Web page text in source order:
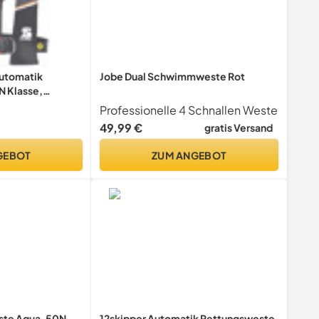
Klasse,
Jobe Dual Schwimmweste Rot
Professionelle 4 Schnallen Weste
49,99 €
gratis Versand
ZUM ANGEBOT